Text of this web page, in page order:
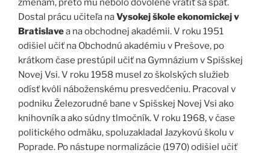
zmenám, preto mu nebolo dovolené vrátiť sa späť.
Dostal prácu učiteľa naVysokej škole ekonomickej v
Bratislavea na obchodnej akadémii. V roku 1951
odišiel učiť na Obchodnú akadémiu v Prešove, po
krátkom čase prestúpil učiť na Gymnázium v Spišskej
Novej Vsi. V roku 1958 musel zo školských služieb
odísť kvôli náboženskému presvedčeniu. Pracoval v
podniku Železorudné bane v Spišskej Novej Vsi ako
knihovník a ako súdny tlmočník. V roku 1968, v čase
politického odmäku, spoluzakladal Jazykovú školu v
Poprade. Po nástupe normalizácie (1970) odišiel učiť